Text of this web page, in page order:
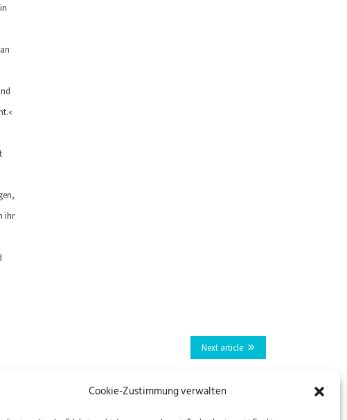
Cookie-Zustimmung verwalten
ihr
Next article